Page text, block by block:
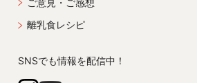
離乳食レシピ
SNSでも情報を配信中！